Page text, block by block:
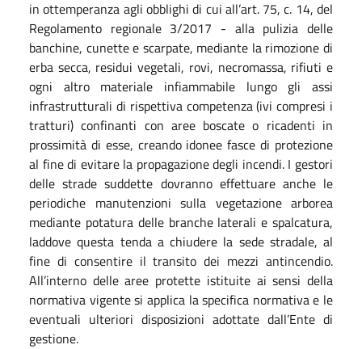
in ottemperanza agli obblighi di cui all’art. 75, c. 14, del
Regolamento regionale 3/2017 - alla pulizia delle
banchine, cunette e scarpate, mediante la rimozione di
erba secca, residui vegetali, rovi, necromassa, rifiuti e
ogni altro materiale infiammabile lungo gli assi
infrastrutturali di rispettiva competenza (ivi compresi i
tratturi) confinanti con aree boscate o ricadenti in
prossimità di esse, creando idonee fasce di protezione
al fine di evitare la propagazione degli incendi. I gestori
delle strade suddette dovranno effettuare anche le
periodiche manutenzioni sulla vegetazione arborea
mediante potatura delle branche laterali e spalcatura,
laddove questa tenda a chiudere la sede stradale, al
fine di consentire il transito dei mezzi antincendio.
All’interno delle aree protette istituite ai sensi della
normativa vigente si applica la specifica normativa e le
eventuali ulteriori disposizioni adottate dall’Ente di
gestione.